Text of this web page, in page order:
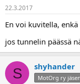
22.3.2017
En voi kuvitella,
jos tunnelin päässä
S shyhander
MotOrg ry jäsen